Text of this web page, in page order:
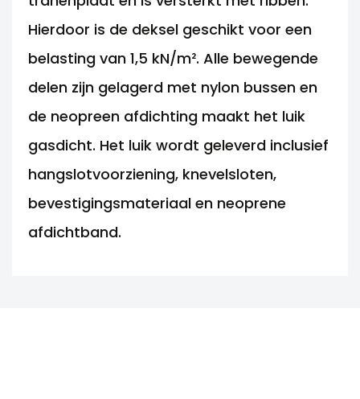
Hierdoor is de deksel geschikt voor een
belasting van 1,5 kN/m². Alle bewegende
delen zijn gelagerd met nylon bussen en
de neopreen afdichting maakt het luik
gasdicht. Het luik wordt geleverd inclusief
hangslotvoorziening, knevelsloten,
bevestigingsmateriaal en neoprene
afdichtband.